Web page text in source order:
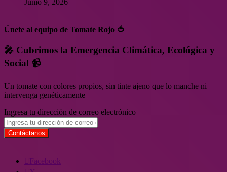
Únete al equipo de Tomate Rojo 🍅
🎤 Cubrimos la Emergencia Climática, Ecológica y
Social 📹
Un tomate con colores propios, sin tinte ajeno que lo manche ni
intervenga genéticamente
Ingresa tu dirección de correo electrónico
Facebook